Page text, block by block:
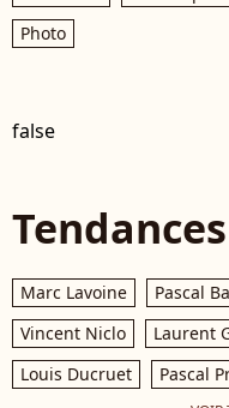
Photo
false
Tendances
Marc Lavoine Pascal
Vincent Niclo
Laurent
Louis Ducruet
Pascal